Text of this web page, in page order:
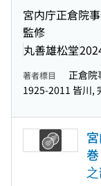
宮内庁正倉院
監修
丸善雄松堂
著者標目 正倉院
1925-2011 皆川,